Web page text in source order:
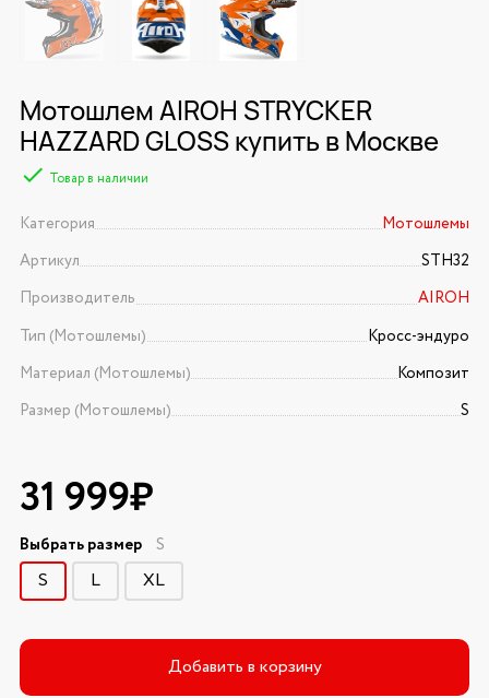
Мотошлем AIROH STRYCKER
HAZZARD GLOSS купить в Москве
Товар в наличии
Категория
Мотошлемы
Артикул
STH32
Производитель
AIROH
Тип (Мотошлемы)
Кросс-эндуро
Материал (Мотошлемы)
Композит
Размер (Мотошлемы)
S
31 999₽
Выбрать размер S
S L XL
Добавить в корзину